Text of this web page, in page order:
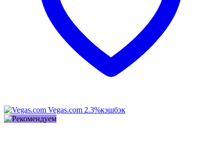
Vegas.com 2.3%кэшбэк